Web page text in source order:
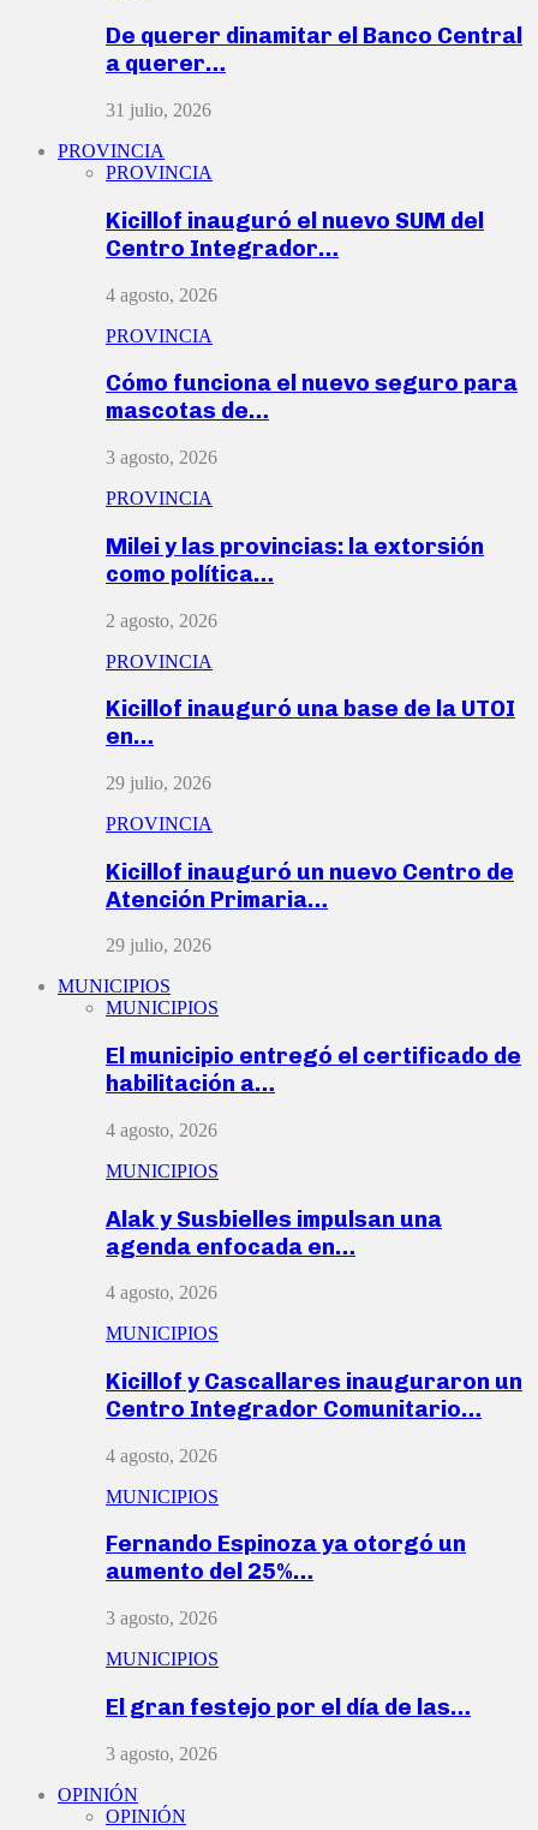
De querer dinamitar el Banco Central
a querer…
31 julio, 2026
PROVINCIA
PROVINCIA
Kicillof inauguró el nuevo SUM del
Centro Integrador…
4 agosto, 2026
PROVINCIA
Cómo funciona el nuevo seguro para
mascotas de…
3 agosto, 2026
PROVINCIA
Milei y las provincias: la extorsión
como política…
2 agosto, 2026
PROVINCIA
Kicillof inauguró una base de la UTOI
en…
29 julio, 2026
PROVINCIA
Kicillof inauguró un nuevo Centro de
Atención Primaria…
29 julio, 2026
MUNICIPIOS
MUNICIPIOS
El municipio entregó el certificado de
habilitación a…
4 agosto, 2026
MUNICIPIOS
Alak y Susbielles impulsan una
agenda enfocada en…
4 agosto, 2026
MUNICIPIOS
Kicillof y Cascallares inauguraron un
Centro Integrador Comunitario…
4 agosto, 2026
MUNICIPIOS
Fernando Espinoza ya otorgó un
aumento del 25%…
3 agosto, 2026
MUNICIPIOS
El gran festejo por el día de las…
3 agosto, 2026
OPINIÓN
OPINIÓN